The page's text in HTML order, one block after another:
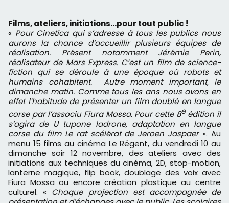
Films, ateliers, initiations…pour tout public !
« Pour Cinetica qui s’adresse à tous les publics nous
aurons la chance d’accueillir plusieurs équipes de
réalisation. Présent notamment Jérémie Perin,
réalisateur de Mars Express. C’est un film de science-
fiction qui se déroule à une époque où robots et
humains cohabitent. Autre moment important, le
dimanche matin. Comme tous les ans nous avons en
effet l’habitude de présenter un film doublé en langue
corse par l’associu Fiura Mossa. Pour cette 8eédition il
s’agira de U tupone ladrone, adaptation en langue
corse du film Le rat scélérat de Jeroen Jaspaer». Au
menu 15 films au cinéma Le Régent, du vendredi 10 au
dimanche soir 12 novembre, des ateliers avec des
initiations aux techniques du cinéma, 2D, stop-motion,
lanterne magique, flip book, doublage des voix avec
Fiura Mossa ou encore création plastique au centre
culturel. « Chaque projection est accompagnée de